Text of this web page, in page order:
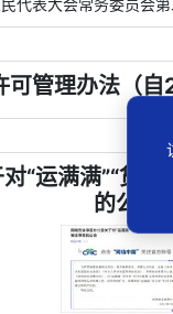
代表大会常务委员会
可管理办法（自
“运满满”“货车
的公告